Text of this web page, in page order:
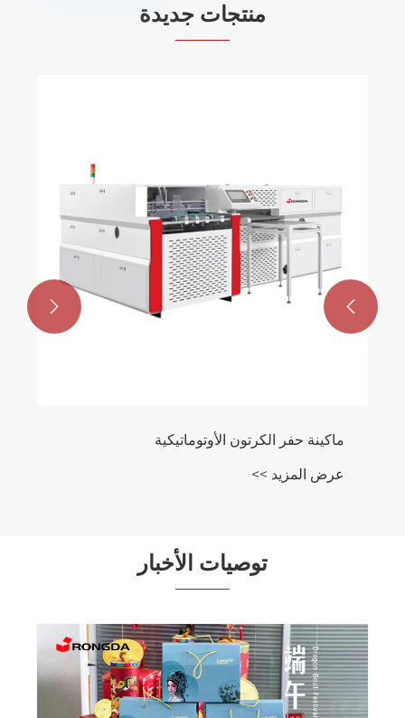
منتجات جديدة
ماكينة حفر الكرتون الأوتوماتيكية
عرض المزيد >>


توصيات الأخبار